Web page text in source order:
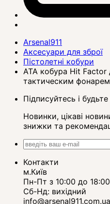
Arsenal911
Аксесуари для зброї
Пістолетні кобури
ATA кобура Hit Factor
тактическим
Підписуйтесь і
Новинки, цікаві
знижки та
Контакти
м.Київ
Пн-Пт з 10:00 до 18:00
Сб-Нд: вихідний
info@arsenal911.com.ua